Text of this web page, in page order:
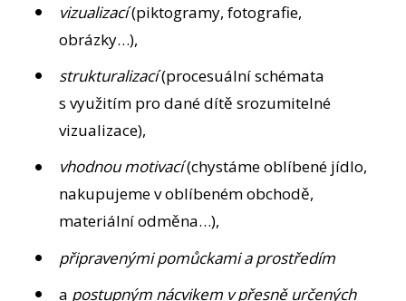
vizualizací(piktogramy, fotografie,
obrázky…),
strukturalizací(procesuální schémata
s využitím pro dané dítě srozumitelné
vizualizace),
vhodnou motivací(chystáme oblíbené jídlo,
nakupujeme v oblíbeném obchodě,
materiální odměna…),
připravenými pomůckami a prostředím
a postupným nácvikem v přesně určených